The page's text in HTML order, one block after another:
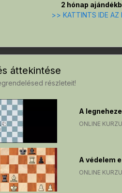
2 hónap
>> KATTINTS IDE AZ
áttekintése
részleteit!
A
ONLINE
A védelem
ONLINE